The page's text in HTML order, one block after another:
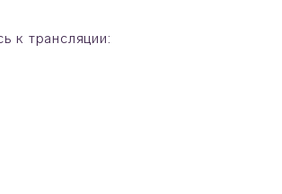
к трансляции: